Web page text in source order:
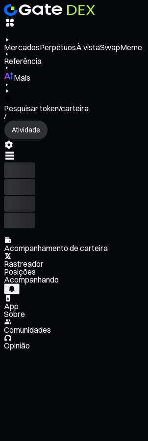
MercadosPerpétuosÀ vistaSwapMeme
Referência
Mais
Pesquisar token/carteira
/
Atividade
Acompanhamento de carteira
Rastreador
Posições
Acompanhando
App
Sobre
Comunidades
Opinião